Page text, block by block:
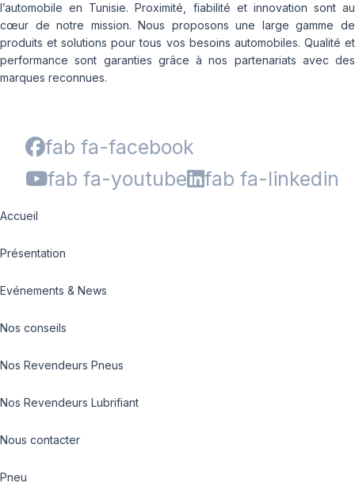
l’automobile en Tunisie. Proximité, fiabilité et innovation sont au
cœur de notre mission. Nous proposons une large gamme de
produits et solutions pour tous vos besoins automobiles. Qualité et
performance sont garanties grâce à nos partenariats avec des
marques reconnues.
fab fa-facebook
fab fa-youtube
fab fa-linkedin
Accueil
Présentation
Evénements & News
Nos conseils
Nos Revendeurs Pneus
Nos Revendeurs Lubrifiant
Nous contacter
Pneu